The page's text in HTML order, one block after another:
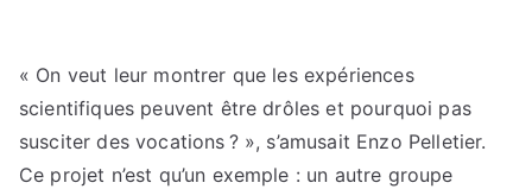
« On veut leur montrer que les expériences
scientifiques peuvent être drôles et pourquoi pas
susciter des vocations ? », s’amusait Enzo Pelletier.
Ce projet n’est qu’un exemple : un autre groupe